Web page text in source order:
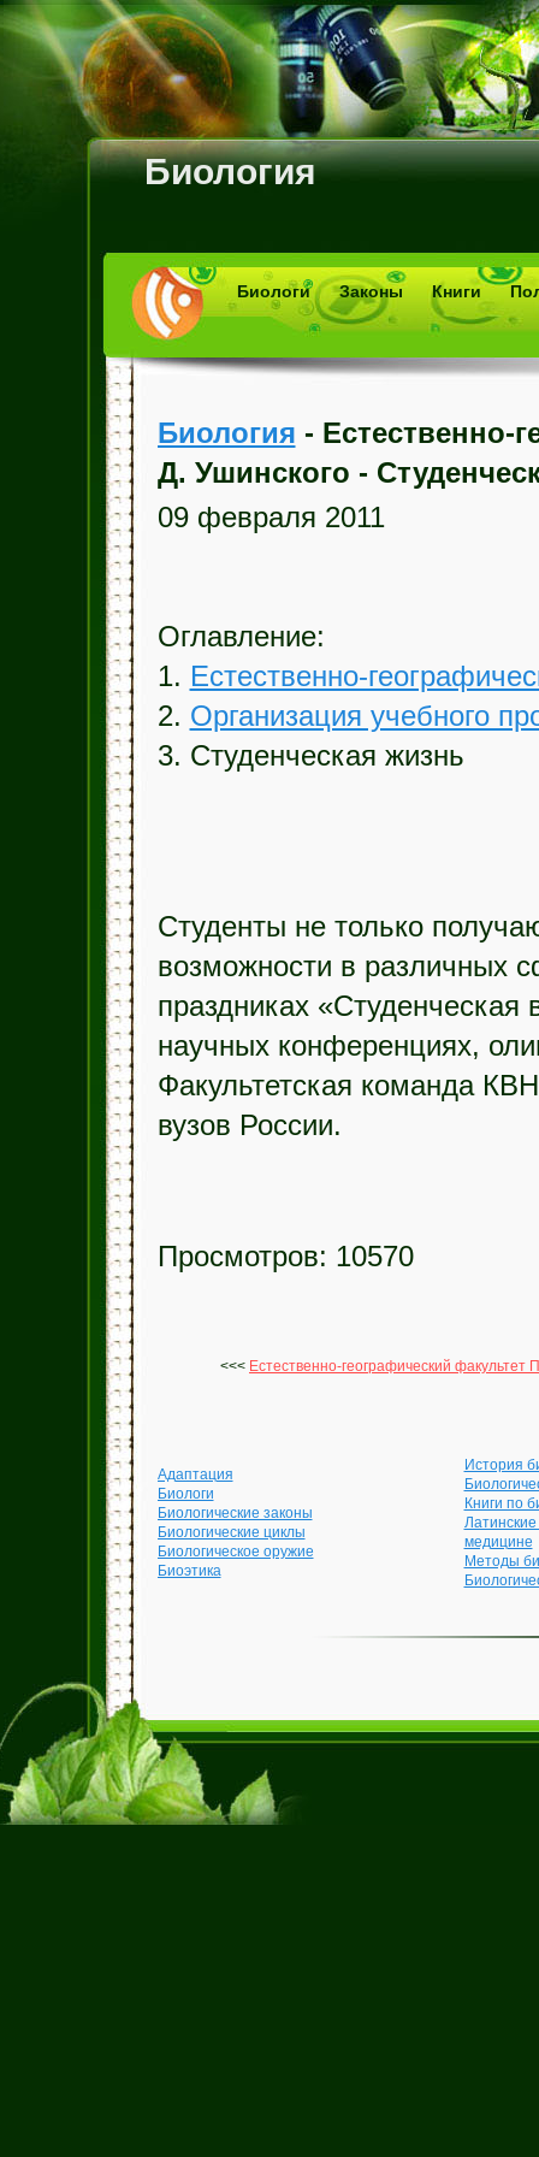
Биология
Биологи Законы Книги
Биология - Естественно-
Д. Ушинского -
09 февраля 2011
Оглавление:
1. Естественно-
2. Организация учебного
3. Студенческая жизнь
Студенты не только
возможности в различных
праздниках
научных конференциях,
Факультетская команда
вузов России.
Просмотров: 10570
<<< Естественно-географический факультет
Адаптация
Биологи
Биологические законы
Биологические циклы
Биологическое оружие
Биоэтика
История
Книги по
медицине
Методы